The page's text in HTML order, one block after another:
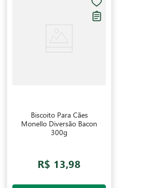
Biscoito Para Cães
Monello Diversão Bacon
300g
R$ 13,98